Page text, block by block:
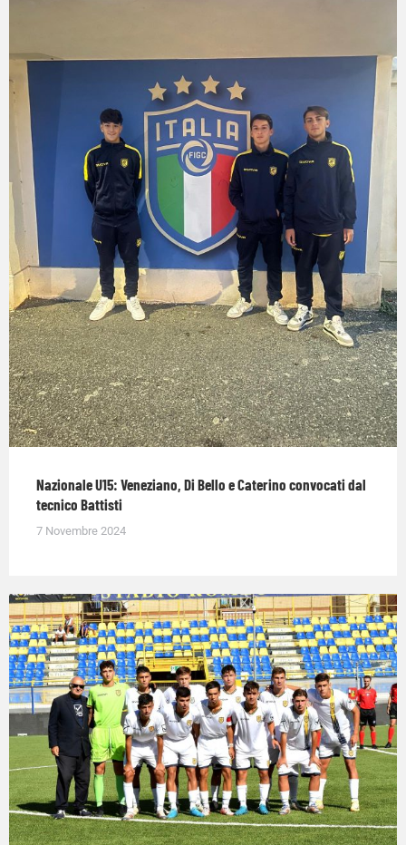
Nazionale U15: Veneziano, Di Bello e Caterino convocati dal
tecnico Battisti
7 Novembre 2024